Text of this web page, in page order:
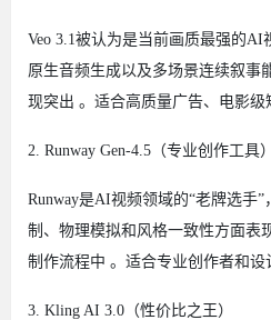
Veo 3.1被认为是当前画质最强的AI
原生音频生成以及多场景连续叙事
现突出 。适合高质量广告、电影级
2. Runway Gen-4.5（专业创作工具）
Runway是AI视频领域的“老牌选手
制、物理模拟和风格一致性方面表
制作流程中 。适合专业创作者和设
3. Kling AI 3.0（性价比之王）